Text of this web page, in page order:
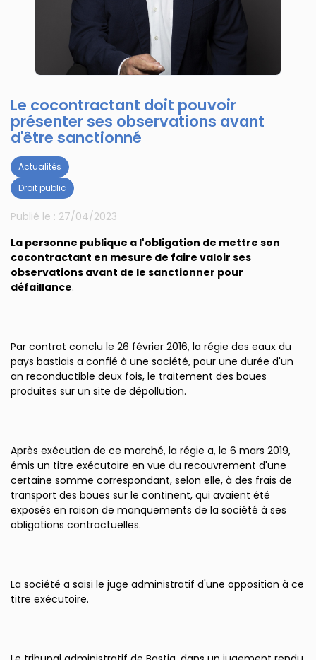
Le cocontractant doit pouvoir
présenter ses observations avant
d'être sanctionné
Publié le : 27/04/2023
Actualités
Droit public
La personne publique a l'obligation de mettre son
cocontractant en mesure de faire valoir ses
observations avant de le sanctionner pour
défaillance.
Par contrat conclu le 26 février 2016, la régie des eaux du
pays bastiais a confié à une société, pour une durée d'un
an reconductible deux fois, le traitement des boues
produites sur un site de dépollution.
Après exécution de ce marché, la régie a, le 6 mars 2019,
émis un titre exécutoire en vue du recouvrement d'une
certaine somme correspondant, selon elle, à des frais de
transport des boues sur le continent, qui avaient été
exposés en raison de manquements de la société à ses
obligations contractuelles.
La société a saisi le juge administratif d'une opposition à ce
titre exécutoire.